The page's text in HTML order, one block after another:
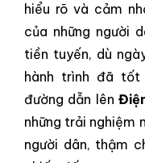
hiểu rõ và cảm
của những người
tiền tuyến, dù
hành trình đã tốt
đường dẫn lên
những trải nghiệm
người dân, thậm